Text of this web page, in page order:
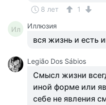
8 лет 1
Ил Иллюзия
вся жизнь и есть
Legião Dos Sábios
Смысл жизни
иной форме или
себе не явления